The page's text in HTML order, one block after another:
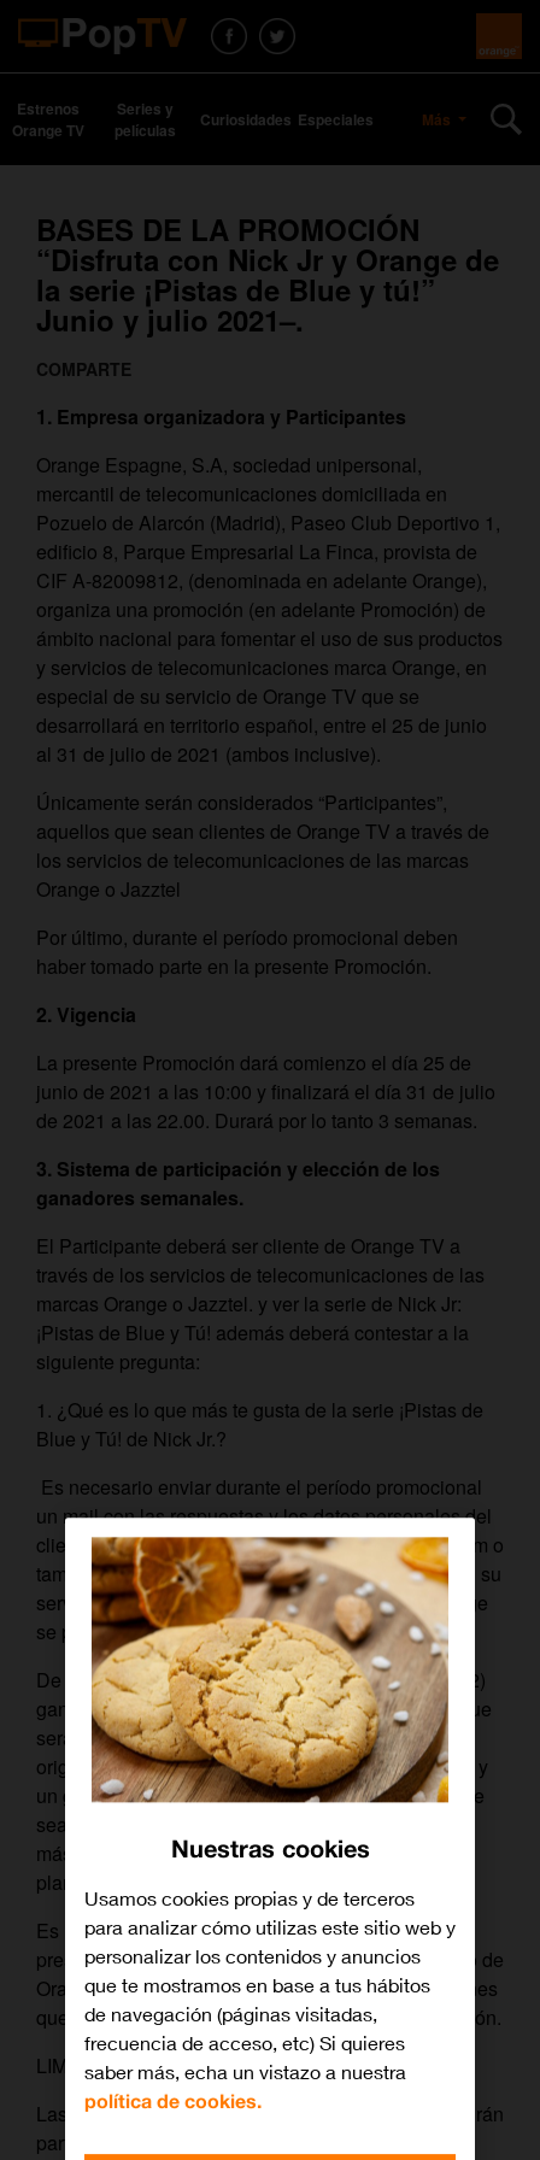
Estrenos
Orange TV
Series y
películas
Curiosidades Especiales Más
BASES DE LA PROMOCIÓN
“Disfruta con Nick Jr y Orange de
la serie ¡Pistas de Blue y tú!”
Junio y julio 2021–.
COMPARTE
1. Empresa organizadora y Participantes
Orange Espagne, S.A, sociedad unipersonal,
mercantil de telecomunicaciones domiciliada en
Pozuelo de Alarcón (Madrid), Paseo Club Deportivo 1,
edificio 8, Parque Empresarial La Finca, provista de
CIF A-82009812, (denominada en adelante Orange),
organiza una promoción (en adelante Promoción) de
ámbito nacional para fomentar el uso de sus productos
y servicios de telecomunicaciones marca Orange, en
especial de su servicio de Orange TV que se
desarrollará en territorio español, entre el 25 de junio
al 31 de julio de 2021 (ambos inclusive).
Únicamente serán considerados “Participantes”,
aquellos que sean clientes de Orange TV a través de
los servicios de telecomunicaciones de las marcas
Orange o Jazztel
Por último, durante el período promocional deben
haber tomado parte en la presente Promoción.
2. Vigencia
La presente Promoción dará comienzo el día 25 de
junio de 2021 a las 10:00 y finalizará el día 31 de julio
de 2021 a las 22.00. Durará por lo tanto 3 semanas.
3. Sistema de participación y elección de los
ganadores semanales.
El Participante deberá ser cliente de Orange TV a
través de los servicios de telecomunicaciones de las
marcas Orange o Jazztel. y ver la serie de Nick Jr:
¡Pistas de Blue y Tú! además deberá contestar a la
siguiente pregunta:
1. ¿Qué es lo que más te gusta de la serie ¡Pistas de
Blue y Tú! de Nick Jr.?
Es necesario enviar durante el período promocional
un mail con las respuestas y los datos personales del
cliente al correo promociones.orangetv@orange.com o
también para los clientes de Orange TV que tengan su
servicio de telecomunicaciones con la marca Orange
se podrá participar a través de la App Mi Orange.
De entre todos los participantes elegiremos a dos (2)
ganadores, habrá un ganador del Primer Premio (que
será aquel que haya contestado de la manera más
original y divertida posible a la pregunta planteada) y
un ganador del Segundo Premio que será aquel que
sea el siguiente en haber contestado de la manera
más original y divertida posible a la pregunta
planteada).
Es requisito para participar, la aceptación de las
presentes bases, así como la aceptación del criterio de
Orange para la resolución de cualesquiera cuestiones
que se planteen con relación a la presente Promoción.
LIMITACIONES
Las contestaciones deben ser únicas y no se admitirán
participaciones de gente que ya haya ganado un
Nuestras cookies
Usamos cookies propias y de terceros
para analizar cómo utilizas este sitio web y
personalizar los contenidos y anuncios
que te mostramos en base a tus hábitos
de navegación (páginas visitadas,
frecuencia de acceso, etc) Si quieres
saber más, echa un vistazo a nuestra
política de cookies.